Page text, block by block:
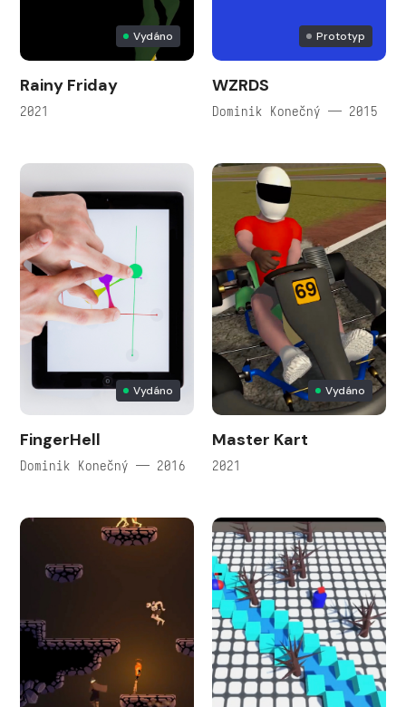
Vydáno
Rainy Friday
2021
Prototyp
WZRDS
Dominik Konečný — 2015
Vydáno
FingerHell
Dominik Konečný — 2016
Vydáno
Master Kart
2021